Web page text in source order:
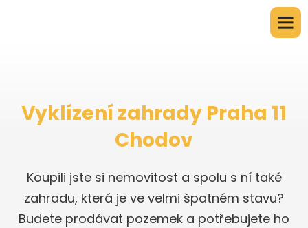
Vyklízení zahrady Praha 11
Chodov
Koupili jste si nemovitost a spolu s ní také
zahradu, která je ve velmi špatném stavu?
Budete prodávat pozemek a potřebujete ho